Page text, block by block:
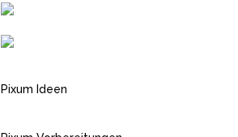
Pixum Ideen